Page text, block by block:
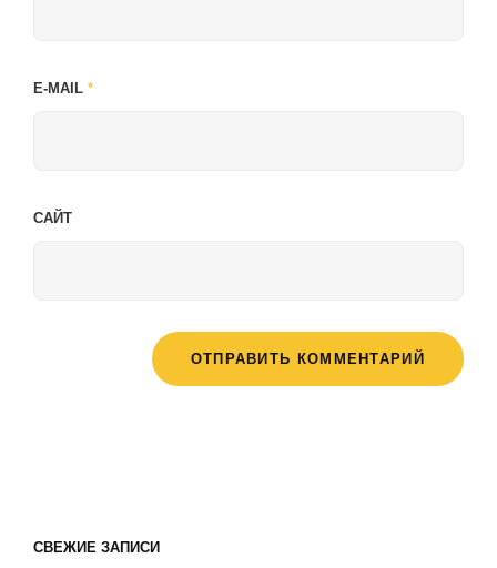
E-MAIL *
САЙТ
СВЕЖИЕ ЗАПИСИ